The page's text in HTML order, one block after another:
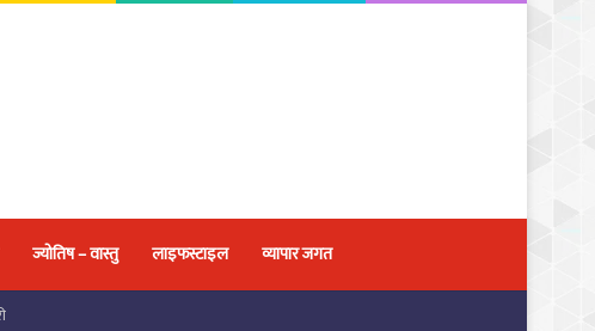
ज्योतिष – वास्तु लाइफस्टाइल व्यापार जगत